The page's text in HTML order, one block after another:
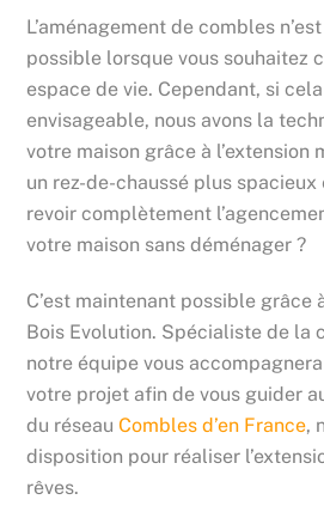
L’aménagement de combles
possible lorsque vous souhaitez
espace de vie. Cependant, si cela
envisageable, nous avons la
votre maison grâce à l’extension
un rez-de-chaussé plus spacieux
revoir complètement
votre maison sans déménager ?
C’est maintenant possible grâce
Bois Evolution. Spécialiste de la
notre équipe vous
votre projet afin de vous guider
du réseauCombles d’en France,
disposition pour réaliser
rêves.